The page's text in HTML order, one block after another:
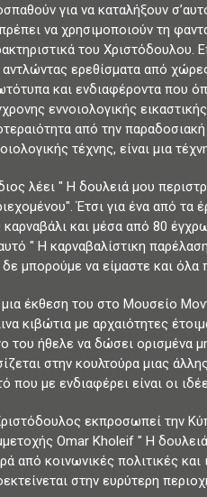
για να καταλήξουν
να χρησιμοποιούν τη
του Χριστόδουλου.
αντλώντας ερεθίσματα από
και ενδιαφέροντα που
εννοιολογικής
από την
τέχνης, είναι μια
λέει ″ Η δουλειά μου
Έτσι για ένα από
καρναβάλι και μέσα από 80
αυτό ″ Η καρναβαλίστικη
δε μπορούμε να είμαστε και
μια έκθεση του στο Μουσείο
κιβώτια με αρχαιότητες
του ήθελε να δώσει ορισμένα
στην κουλτούρα μιας
που με ενδιαφέρει είναι οι
εκπροσωπεί την
Omar Kholeif ″ Η
από κοινωνικές πολιτικές
στην ευρύτερη